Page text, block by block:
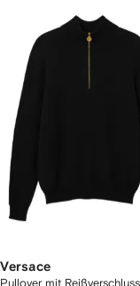
Versace
Pullover mit Reißverschluss